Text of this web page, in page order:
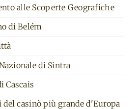
alle Scoperte Geografiche
di Belém
di Sintra
Cascais
casinò più grande d'Europa